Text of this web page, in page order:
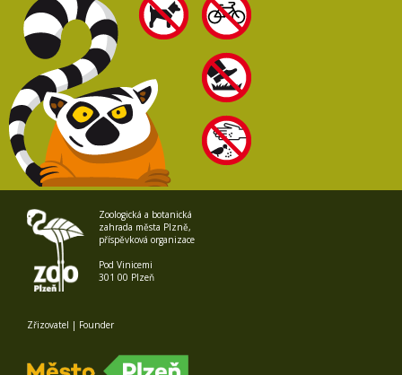
Zoologická a botanická
zahrada města Plzně,
příspěvková organizace
Pod Vinicemi
301 00 Plzeň
Zřizovatel | Founder